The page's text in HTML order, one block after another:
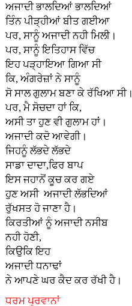
ਅਜਾਦੀ ਭਾਲਦਿਆਂ ਭਾਲਦਿਆਂ
ਤਿੰਨ ਪੀੜ੍ਹੀਆਂ ਬੀਤ ਗਈਆ
ਪਰ, ਸਾਨੂੰ ਅਜਾਦੀ ਨਹੀ ਮਿਲੀ।
ਪਰ, ਸਾਨੂੰ ਇਤਿਹਾਸ ਵਿੱਚ
ਇਹ ਪੜ੍ਹਾਇਆ ਗਿਆ ਸੀ
ਕਿ, ਅੰਗਰੇਜ਼ਾਂ ਨੇ ਸਾਨੂੰ
ਸੋ ਸਾਲ ਗੁਲਾਮ ਬਣਾ ਕੇ ਰੱਖਿਆ ਸੀ।
ਪਰ, ਮੈ ਸੋਚਦਾ ਹਾਂ ਕਿ,
ਅਸੀ ਤਾ ਹੁਣ ਵੀ ਗੁਲਾਮ ਹਾਂ।
ਅਜਾਦੀ ਕਦੋ ਆਵੇਗੀ।
ਜਿਹਨੂੰ ਲੱਭਦੇ ਲੱਭਦੇ
ਸਾਡਾ ਦਾਦਾ,ਫਿਰ ਬਾਪ
ਇਸ ਜਹਾਨੋਂ ਕੂਚ ਕਰ ਗਏ
ਹੁਣ ਅਸੀ ਅਜਾਦੀ ਲੱਭਦਿਆਂ
ਰੁੱਖਸਤ ਹੋ ਜਾਣਾ ਹੈ।
ਕਿਰਤੀਆਂ ਨੂੰ ਅਜਾਦੀ ਨਸੀਬ
ਨਹੀ ਹੋਣੀ,
ਕਿਉਕਿ ਇਹ
ਅਜਾਦੀ ਧਨਾਢਾਂ
ਨੇ ਆਪਣੇ ਘਰ ਕੈਦ ਕਰ ਰੱਖੀ ਹੈ।
ਧਰਮ ਪ੍ਰਵਾਨਾਂ